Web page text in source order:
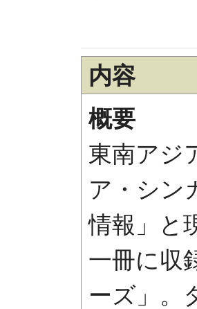
内容
概要
東南アジ
ア・シン
情報」と
一冊に収
ーズ」。